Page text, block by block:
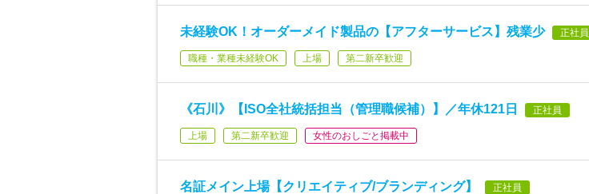
未経験OK！オーダーメイド製品の【アフターサービス】残業少 正社員
職種・業種未経験OK 上場 第二新卒歓迎
《石川》【ISO全社統括担当（管理職候補）】／年休121日 正社員
上場 第二新卒歓迎 女性のおしごと掲載中
名証メイン上場【クリエイティブ/ブランディング】 正社員